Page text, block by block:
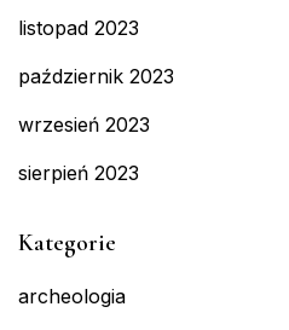
listopad 2023
październik 2023
wrzesień 2023
sierpień 2023
Kategorie
archeologia